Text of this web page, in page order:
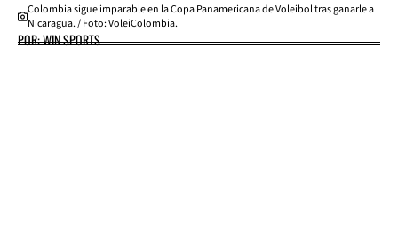
Colombia sigue imparable en la Copa Panamericana de Voleibol tras ganarle a
Nicaragua. / Foto: VoleiColombia.
POR: WIN SPORTS